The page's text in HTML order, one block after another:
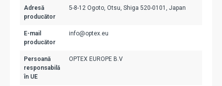
Adresă
producător
5-8-12 Ogoto, Otsu, Shiga 520-0101, Japan
E-mail
producător
info@optex.eu
Persoană
responsabilă
în UE
OPTEX EUROPE B.V